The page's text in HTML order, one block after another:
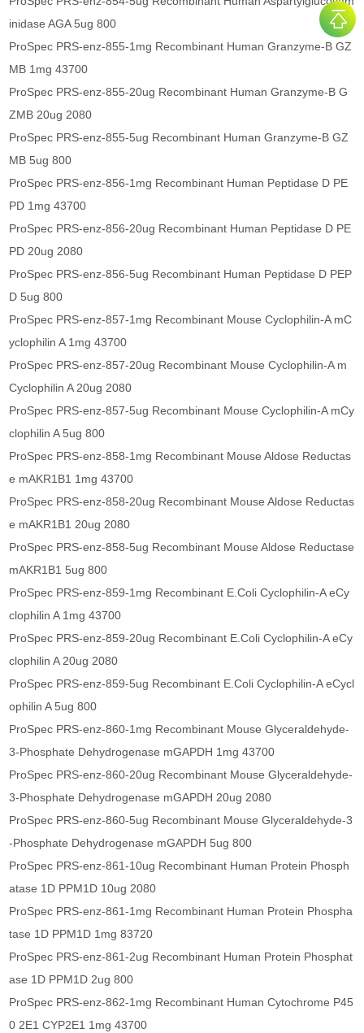
inidase AGA 5ug 800
ProSpec PRS-enz-855-1mg Recombinant Human Granzyme-B GZ
MB 1mg 43700
ProSpec PRS-enz-855-20ug Recombinant Human Granzyme-B G
ZMB 20ug 2080
ProSpec PRS-enz-855-5ug Recombinant Human Granzyme-B GZ
MB 5ug 800
ProSpec PRS-enz-856-1mg Recombinant Human Peptidase D PE
PD 1mg 43700
ProSpec PRS-enz-856-20ug Recombinant Human Peptidase D PE
PD 20ug 2080
ProSpec PRS-enz-856-5ug Recombinant Human Peptidase D PEP
D 5ug 800
ProSpec PRS-enz-857-1mg Recombinant Mouse Cyclophilin-A mC
yclophilin A 1mg 43700
ProSpec PRS-enz-857-20ug Recombinant Mouse Cyclophilin-A m
Cyclophilin A 20ug 2080
ProSpec PRS-enz-857-5ug Recombinant Mouse Cyclophilin-A mCy
clophilin A 5ug 800
ProSpec PRS-enz-858-1mg Recombinant Mouse Aldose Reductas
e mAKR1B1 1mg 43700
ProSpec PRS-enz-858-20ug Recombinant Mouse Aldose Reductas
e mAKR1B1 20ug 2080
ProSpec PRS-enz-858-5ug Recombinant Mouse Aldose Reductase
mAKR1B1 5ug 800
ProSpec PRS-enz-859-1mg Recombinant E.Coli Cyclophilin-A eCy
clophilin A 1mg 43700
ProSpec PRS-enz-859-20ug Recombinant E.Coli Cyclophilin-A eCy
clophilin A 20ug 2080
ProSpec PRS-enz-859-5ug Recombinant E.Coli Cyclophilin-A eCycl
ophilin A 5ug 800
ProSpec PRS-enz-860-1mg Recombinant Mouse Glyceraldehyde-
3-Phosphate Dehydrogenase mGAPDH 1mg 43700
ProSpec PRS-enz-860-20ug Recombinant Mouse Glyceraldehyde-
3-Phosphate Dehydrogenase mGAPDH 20ug 2080
ProSpec PRS-enz-860-5ug Recombinant Mouse Glyceraldehyde-3
-Phosphate Dehydrogenase mGAPDH 5ug 800
ProSpec PRS-enz-861-10ug Recombinant Human Protein Phosph
atase 1D PPM1D 10ug 2080
ProSpec PRS-enz-861-1mg Recombinant Human Protein Phospha
tase 1D PPM1D 1mg 83720
ProSpec PRS-enz-861-2ug Recombinant Human Protein Phosphat
ase 1D PPM1D 2ug 800
ProSpec PRS-enz-862-1mg Recombinant Human Cytochrome P45
0 2E1 CYP2E1 1mg 43700